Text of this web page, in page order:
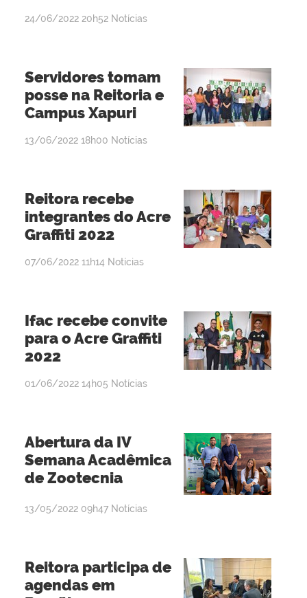
por
Oliveira
publicado
24/06/2022 20h52 Notícias
Servidores tomam
posse na Reitoria e
Campus Xapuri
por
publicado
13/06/2022 18h00 Notícias
Reitora recebe
integrantes do Acre
Graffiti 2022
por
publicado
07/06/2022 11h14 Notícias
Ifac recebe convite
para o Acre Graffiti
2022
por
publicado
01/06/2022 14h05 Notícias
Abertura da IV
Semana Acadêmica
de Zootecnia
por
publicado
13/05/2022 09h47 Notícias
Reitora participa de
agendas em